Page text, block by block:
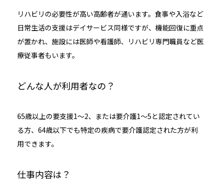
リハビリの必要性が高い高齢者が通います。食事や入浴など
日常生活の支援はデイサービス同様ですが、機能回復に重点
が置かれ、施設には医師や看護師、リハビリ専門職員など医
療従事者もいます。
どんな人が利用者なの？
65歳以上の要支援1〜2、または要介護1～5と認定されてい
る方、64歳以下でも特定の疾病で要介護認定された方が利
用できます。
仕事内容は？